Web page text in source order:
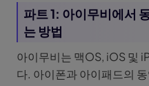
파트 1: 아이무비에서
는 방법
아이무비는 맥OS, iOS 및
다. 아이폰과 아이패드의